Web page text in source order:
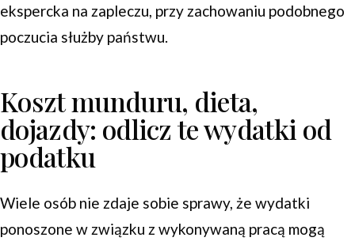
ekspercka na zapleczu, przy zachowaniu podobnego
poczucia służby państwu.
Koszt munduru, dieta,
dojazdy: odlicz te wydatki od
podatku
Wiele osób nie zdaje sobie sprawy, że wydatki
ponoszone w związku z wykonywaną pracą mogą